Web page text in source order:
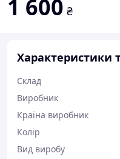
1 600 ₴
Характеристики
Склад
Виробник
Країна виробник
Колір
Вид виробу